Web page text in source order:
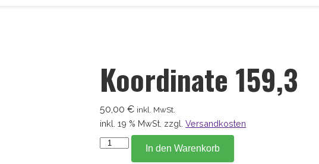
Koordinate 159,3
50,00€ inkl. MwSt.
inkl. 19 % MwSt. zzgl.Versandkosten
Koordinate
In den Warenkorb